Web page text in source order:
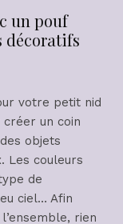
un pouf
décoratifs
votre petit nid
un coin
objets
Les couleurs
de
ciel… Afin
rien